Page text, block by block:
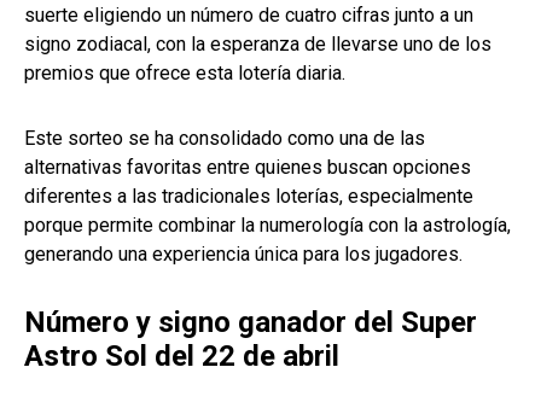
suerte eligiendo un número de cuatro cifras junto a un
signo zodiacal, con la esperanza de llevarse uno de los
premios que ofrece esta lotería diaria.
Este sorteo se ha consolidado como una de las
alternativas favoritas entre quienes buscan opciones
diferentes a las tradicionales loterías, especialmente
porque permite combinar la numerología con la astrología,
generando una experiencia única para los jugadores.
Número y signo ganador del Super
Astro Sol del 22 de abril